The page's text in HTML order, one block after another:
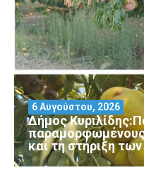
Δήμος
και τη στήριξη
6 Αυγούστου, 2026